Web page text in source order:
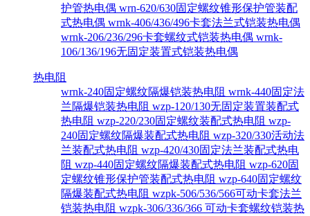
护管热电偶 wrn-620/630固定螺纹锥形保护管装配
式热电偶 wrnk-406/436/496卡套法兰式铠装热电偶
wrnk-206/236/296卡套螺纹式铠装热电偶 wrnk-
106/136/196无固定装置式铠装热电偶
热电阻
wrnk-240固定螺纹隔爆铠装热电阻 wrnk-440固定法
兰隔爆铠装热电阻 wzp-120/130无固定装置装配式
热电阻 wzp-220/230固定螺纹装配式热电阻 wzp-
240固定螺纹隔爆装配式热电阻 wzp-320/330活动法
兰装配式热电阻 wzp-420/430固定法兰装配式热电
阻 wzp-440固定螺纹隔爆装配式热电阻 wzp-620固
定螺纹锥形保护管装配式热电阻 wzp-640固定螺纹
隔爆装配式热电阻 wzpk-506/536/566可动卡套法兰
铠装热电阻 wzpk-306/336/366 可动卡套螺纹铠装热